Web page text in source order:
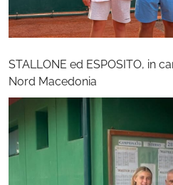
STALLONE ed ESPOSITO, in
Nord Macedonia